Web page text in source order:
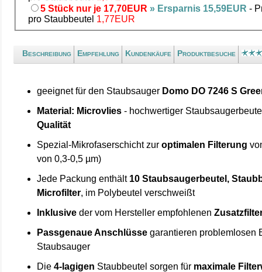
5 Stück nur je 17,70EUR » Ersparnis 15,59EUR -
pro Staubbeutel 1,77EUR
Beschreibung Empfehlung Kundenkäufe Produktbesuche
geeignet für den Staubsauger Domo DO 7246 S
Material: Microvlies - hochwertiger
Qualität
Spezial-Mikrofaserschicht zuroptimalen Filterung
von 0,3-0,5 µm)
Jede Packung enthält 10 Staubsaugerbeutel,
Microfilter, im Polybeutel verschweißt
Inklusive der vom Hersteller empfohlenen
Passgenaue Anschlüsse garantieren problemlosen
Staubsauger
Die4-lagigen Staubbeutel sorgen für maximale